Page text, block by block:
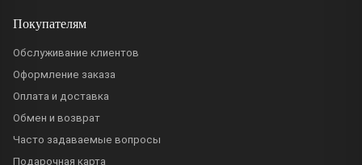
Покупателям
Обслуживание клиентов
Оформление заказа
Оплата и доставка
Обмен и возврат
Часто задаваемые вопросы
Подарочная карта